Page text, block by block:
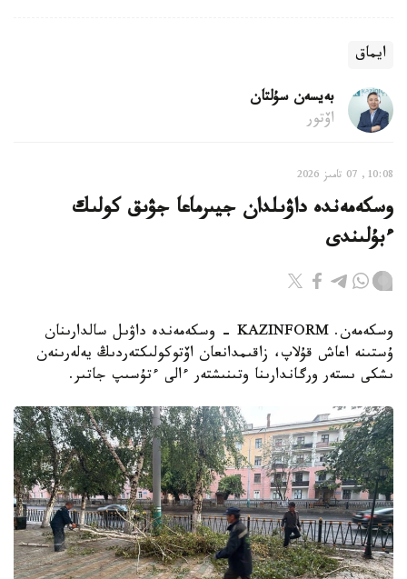
ايماق
بەيسەن سۇلتان
اۆتور
10:08, 07 تامىز 2026
وسكەمەندە داۋىلدان جيىرماعا جۋىق كولىك
ءبۇلىندى
وسكەمەن. KAZINFORM - وسكەمەندە داۋىل سالدارىنان
ۇستىنە اعاش قۇلاپ، زاقىمدانعان اۆتوكولىكتەردىڭ يەلەرىنەن
ىشكى ىستەر ورگاندارىنا وتىنىشتەر ءالى ءتۇسىپ جاتىر.